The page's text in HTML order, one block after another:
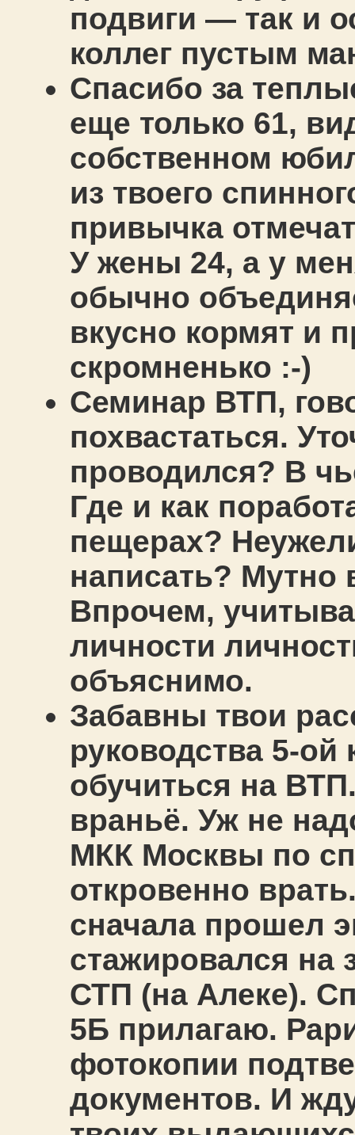
подвиги — так и
коллег пустым
Спасибо за
еще только 61,
собственном
из твоего
привычка
У жены 24, а у
обычно
вкусно кормят и
скромненько :-)
Семинар ВТП,
похвастаться.
проводился? В
Где и как
пещерах?
написать? Мутно
Впрочем,
личности
объяснимо.
Забавны твои
руководства 5-ой
обучиться на
враньё. Уж не
МКК Москвы по
откровенно
сначала прошел
стажировался на
СТП (на Алеке).
5Б прилагаю.
фотокопии
документов. И